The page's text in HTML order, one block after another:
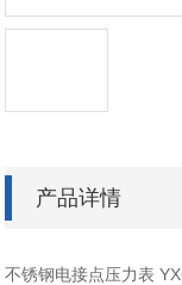
产品详情
不锈钢电接点压力表